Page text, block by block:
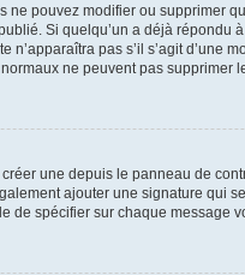
pouvez modifier ou supprimer
Si quelqu’un a déjà
pas s’il s’agit
ne peuvent pas supprimer
une depuis le panneau de
ajouter une signature
spécifier sur chaque message